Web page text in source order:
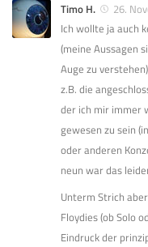
Timo H.
26.
Ich wollte ja auch
(meine Aussagen
Auge zu
z.B. die
der ich mir immer
gewesen zu sein
oder anderen
neun war das
Unterm Strich
Floydies (ob Solo
Eindruck der